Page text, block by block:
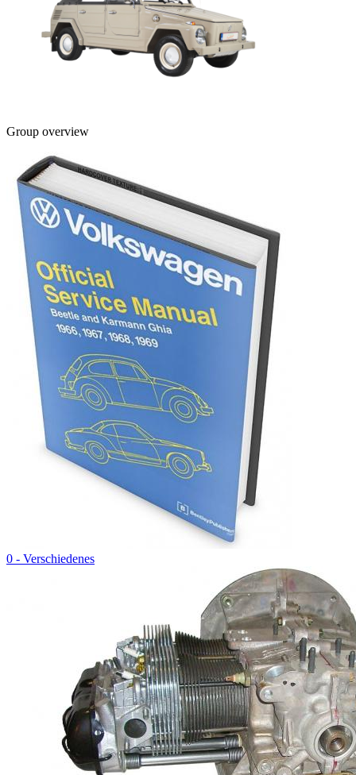
Group overview
0 - Verschiedenes